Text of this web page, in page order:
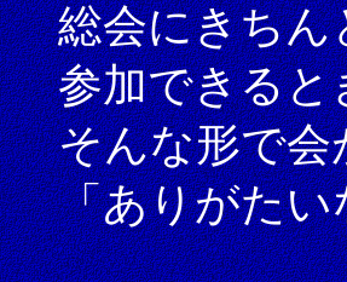
総会にきちん
参加できる
そんな形で
「ありがた